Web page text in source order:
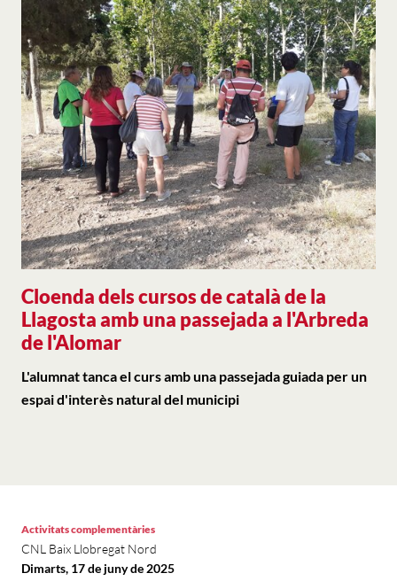
Cloenda dels cursos de català de la
Llagosta amb una passejada a l'Arbreda
de l'Alomar
L'alumnat tanca el curs amb una passejada guiada per un
espai d'interès natural del municipi
Activitats complementàries
CNL Baix Llobregat Nord
Dimarts, 17 de juny de 2025